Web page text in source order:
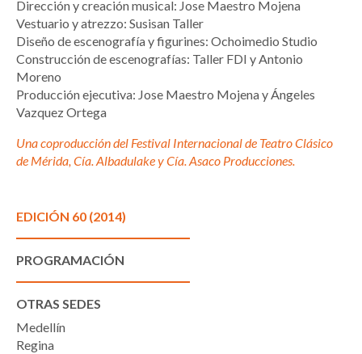
Dirección y creación musical: Jose Maestro Mojena
Vestuario y atrezzo: Susisan Taller
Diseño de escenografía y figurines: Ochoimedio Studio
Construcción de escenografías: Taller FDI y Antonio
Moreno
Producción ejecutiva: Jose Maestro Mojena y Ángeles
Vazquez Ortega
Una coproducción del Festival Internacional de Teatro Clásico
de Mérida, Cía. Albadulake y Cía. Asaco Producciones.
EDICIÓN 60 (2014)
PROGRAMACIÓN
OTRAS SEDES
Medellín
Regina